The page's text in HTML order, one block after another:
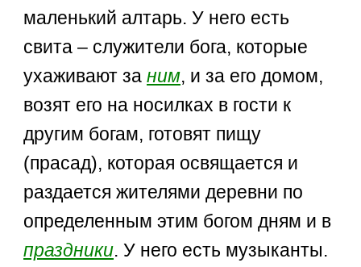
маленький алтарь. У него есть
свита – служители бога, которые
ухаживают заним, и за его домом,
возят его на носилках в гости к
другим богам, готовят пищу
(прасад), которая освящается и
раздается жителями деревни по
определенным этим богом дням и в
праздники. У него есть музыканты.